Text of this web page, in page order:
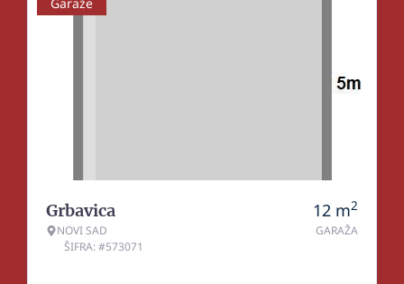
Grbavica
NOVI SAD
ŠIFRA: #573071
12 m2
GARAŽA